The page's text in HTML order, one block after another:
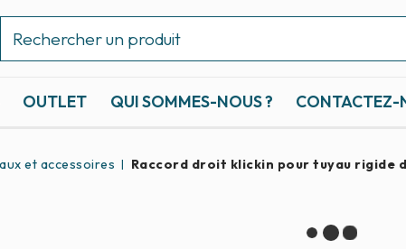
OUTLET QUI SOMMES-NOUS ? CONTACTEZ-
et accessoires Raccord droit klickin pour tuyau rigide